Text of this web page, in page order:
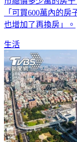
「可買600萬內的
也增加了再換房」。
生活